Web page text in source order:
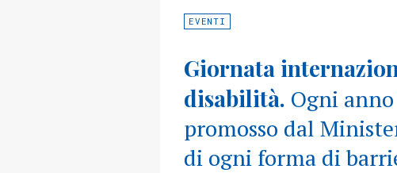
EVENTI
Giornata
disabilità. Ogni
promosso dal
di ogni forma di